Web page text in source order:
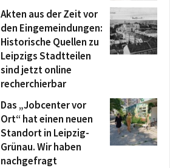
Akten aus der Zeit vor
den Eingemeindungen:
Historische Quellen zu
Leipzigs Stadtteilen
sind jetzt online
recherchierbar
Das „Jobcenter vor
Ort“ hat einen neuen
Standort in Leipzig-
Grünau. Wir haben
nachgefragt